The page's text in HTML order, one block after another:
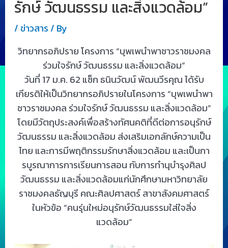
รักษ์ วัฒนธรรม และสิ่งแวดล้อม”
/ข่าวสาร / By
วิทยากรอภิปราย โครงการ “บุพเพนำพาชาวราชมงคล
ร่วมใจรักษ์ วัฒนธรรม และสิ่งแวดล้อม”
วันที่ 17 ม.ค. 62 แซ็ก ธนินวัฒน์ พัฒนวีรคุณ ได้รับ
เกียรติให้เป็นวิทยากรอภิปรายในโครงการ “บุพเพนำพา
ชาวราชมงคล ร่วมใจรักษ์ วัฒนธรรม และสิ่งแวดล้อม”
โดยมีวัตถุประสงค์เพื่อสร้างทัศนคติที่ดีต่อการอนุรักษ์
วัฒนธรรม และสิ่งแวดล้อม ส่งเสริมเอกลักษ์ความเป็น
ไทย และการมีพฤติกรรมรักษาสิ่งแวดล้อม และเป็นกา
รบูรณาการการเรียนการสอน กับการทำนุบำรุงศิลป
วัฒนธรรม และสิ่งแวดล้อมแก่นักศึกษามหาวิทยาลัย
ราชมงคลธัญบุรี คณะศิลปศาสตร์ สาขาสังคมศาสตร์
ในหัวข้อ “คนรุ่นใหม่อนุรักษ์วัฒนธรรมใส่ใจสิ่ง
แวดล้อม”